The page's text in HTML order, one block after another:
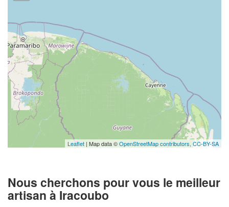
Leaflet | Map data ©OpenStreetMap contributors, CC-BY-SA
Nous cherchons pour vous le meilleur
artisan à Iracoubo